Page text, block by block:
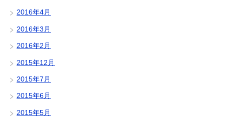
2016年4月
2016年3月
2016年2月
2015年12月
2015年7月
2015年6月
2015年5月